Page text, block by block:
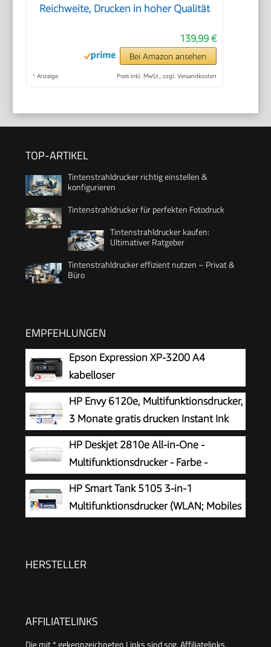
Reichweite, Drucken in hoher Qualität
139,99 €
Bei Amazon ansehen
* Anzeige Preis inkl. MwSt., zzgl. Versandkosten
TOP-ARTIKEL
Tintenstrahldrucker richtig einstellen &
konfigurieren
Tintenstrahldrucker für perfekten Fotodruck
Tintenstrahldrucker kaufen:
Ultimativer Ratgeber
Tintenstrahldrucker effizient nutzen – Privat &
Büro
EMPFEHLUNGEN
Epson Expression XP-3200 A4
kabelloser
Multifunktionstintenstrahldrucker
HP Envy 6120e, Multifunktionsdrucker,
3 Monate gratis drucken Instant Ink
inklusive, Drucken, Kopieren, Scannen,
Mobiler Faxversand, Wi-Fi, Beidseitiger Druck
HP Deskjet 2810e All-in-One -
Multifunktionsdrucker - Farbe -
Tintenstrahl - 216 x 297 mm (Original)
- A4/Legal (Medien) - bis zu 7.5 Seiten/Min.
(Drucken) - 60 Blatt - USB 2.0, Bluetooth, Wi-
HP Smart Tank 5105 3-in-1
Multifunktionsdrucker (WLAN; Mobiles
Reichweite, Drucken in hoher Qualität
HERSTELLER
AFFILIATELINKS